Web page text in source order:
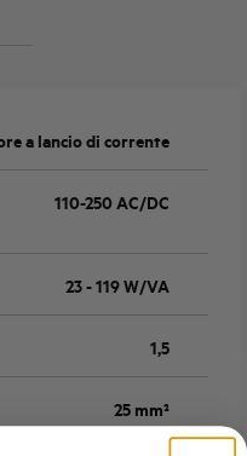
a lancio di corrente
110-250 AC/DC
23 - 119 W/VA
1,5
25 mm²